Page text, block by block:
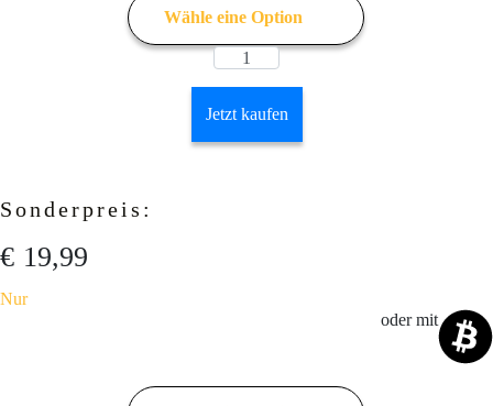
Jetzt kaufen
Sonderpreis:
€ 19,99
Nur
oder mit